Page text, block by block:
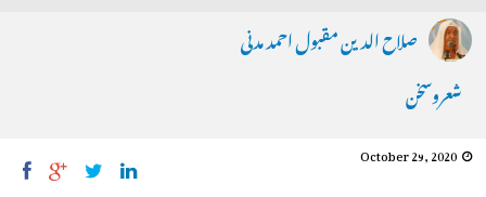
صلاح الدین مقبول احمد مدنی
شعروسخن
October 29, 2020